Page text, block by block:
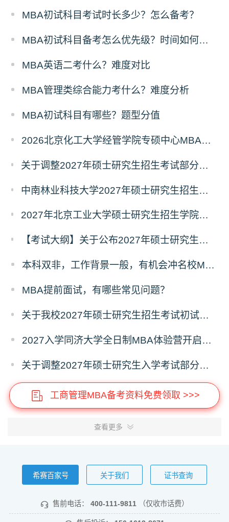
MBA初试科目考试时长多少？怎么备考？
MBA初试科目备考怎么优先级？时间如何分配？
MBA英语二考什么？难度对比
MBA管理类综合能力考什么？难度分析
MBA初试科目有哪些？题型分值
2026北京化工大学经管学院专硕中心MBA拟录取分析解读
关于调整2027年硕士研究生招生考试部分专业初试考试科目及参考书目的公告（二）
中南林业科技大学2027年硕士研究生招生考试初试科目调整情况公告
2027年北京工业大学硕士研究生招生学院、考试科目、考试大纲等调整情况
【考试大纲】关于公布2027年硕士研究生入学考试自命题考试科目考试大纲的通知
本科双非，工作背景一般，有机会冲名校MBA吗？
MBA提前面试，有哪些常见问题？
关于我校2027年硕士研究生招生考试初试科目调整的补充公告
2027入学同济大学全日制MBA体验营开启报名！
关于调整2027年硕士研究生入学考试部分专业考试科目的通知
工商管理MBA备考资料免费领取 >>>
查看更多
希赛百家号 关于我们 证书查询
售前电话： 400-111-9811 （仅收市话费）